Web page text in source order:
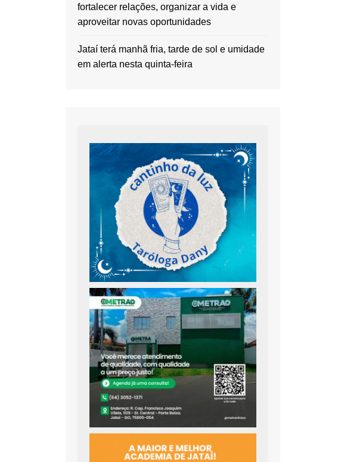
fortalecer relações, organizar a vida e
aproveitar novas oportunidades
Jataí terá manhã fria, tarde de sol e umidade
em alerta nesta quinta-feira